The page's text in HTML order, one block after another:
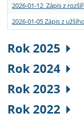
2026-01-12 Zápis z
2026-01-05 Zápis z
Rok 2025
Rok 2024
Rok 2023
Rok 2022